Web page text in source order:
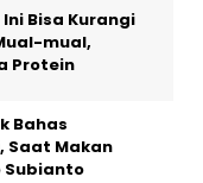
Bisa Kurangi
mual,
Protein
Bahas
Saat Makan
Subianto